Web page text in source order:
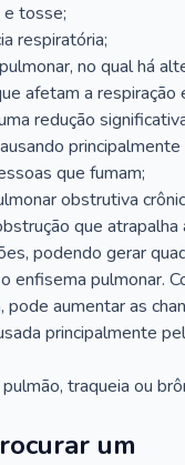
tosse;
respiratória;
no qual há
afetam a
redução
que fumam;
obstrutiva
que
podendo gerar
enfisema pulmonar.
pode aumentar as
principalmente
traqueia ou
um